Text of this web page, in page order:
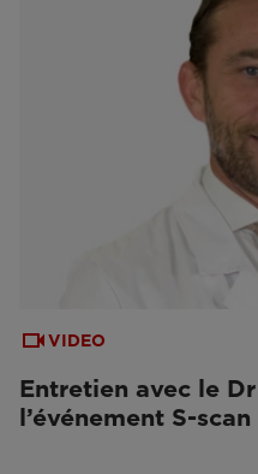
VIDEO
Entretien avec le
l’événement S-